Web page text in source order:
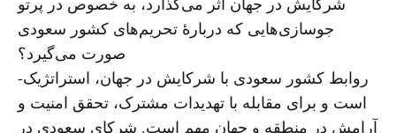
جوسازی‌هایی که دربارهٔ تحریم‌های کشور سعودی
صورت می‌گیرد؟
-روابط کشور سعودی با شرکایش در جهان، استراتژیک
است و برای مقابله با تهدیدات مشترک، تحقق امنیت و
آرامش در منطقه و جهان مهم است. شرکای سعودی در